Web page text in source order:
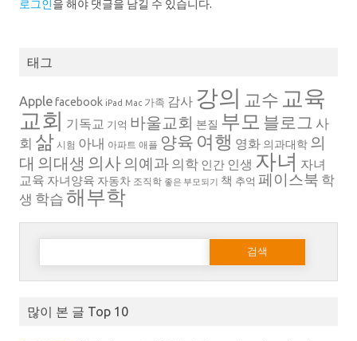
로그인을 해야 댓글을 남길 수 있습니다.
태그
Applefacebook iPad Mac 가족 감사 강의 교수 교육
교회 기독교 기억 바울교회 본질 부모 블로그 사
회 삶 시험 아내 아파트 애플 양육 여행 영화 의과대학 의
대 의대생 의사의예과 의학 인간 인생 자녀 자녀
교육 자녀양육 자동차 조직학 좋은 부모되기 책 추억 페이스북 학
생 학습 해부학
다음 검색:
많이 본 글 Top 10